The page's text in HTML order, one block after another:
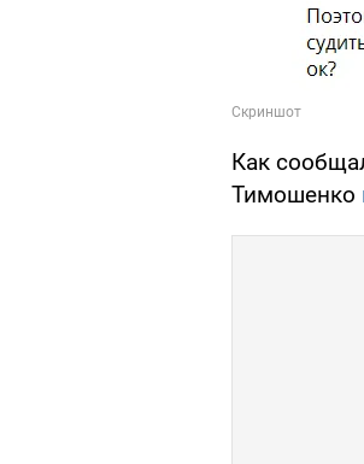
Как
Тимошенко